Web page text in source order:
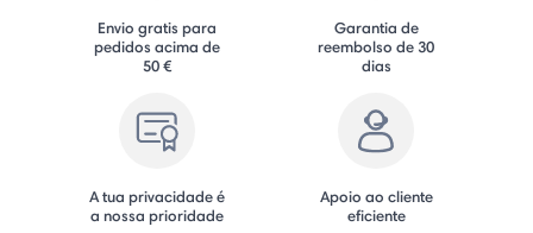
Envio gratis para
pedidos acima de
50 €
Garantia de
reembolso de 30
dias
A tua privacidade é
a nossa prioridade
Apoio ao cliente
eficiente